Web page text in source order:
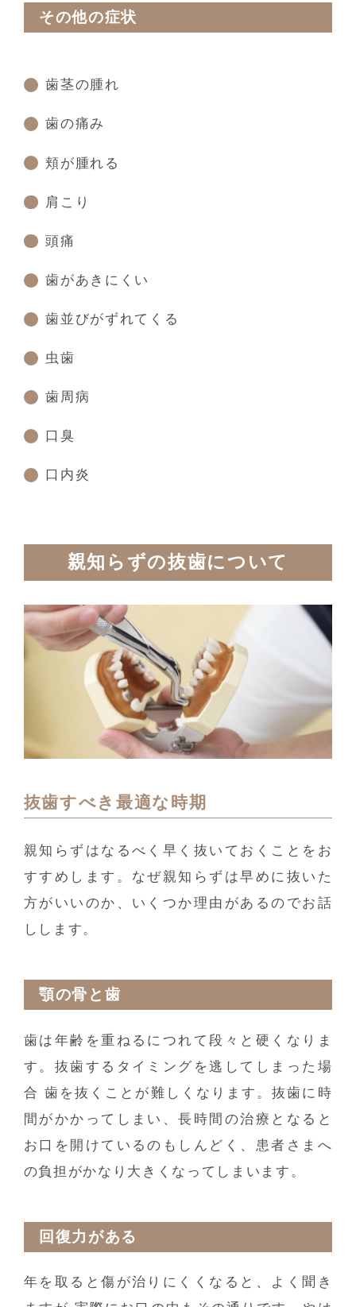
その他の症状
歯茎の腫れ
歯の痛み
頬が腫れる
肩こり
頭痛
歯があきにくい
歯並びがずれてくる
虫歯
歯周病
口臭
口内炎
親知らずの抜歯について
抜歯すべき最適な時期
親知らずはなるべく早く抜いておくことをお
すすめします。なぜ親知らずは早めに抜いた
方がいいのか、いくつか理由があるのでお話
しします。
顎の骨と歯
歯は年齢を重ねるにつれて段々と硬くなりま
す。抜歯するタイミングを逃してしまった場
合 歯を抜くことが難しくなります。抜歯に時
間がかかってしまい、長時間の治療となると
お口を開けているのもしんどく、患者さまへ
の負担がかなり大きくなってしまいます。
回復力がある
年を取ると傷が治りにくくなると、よく聞き